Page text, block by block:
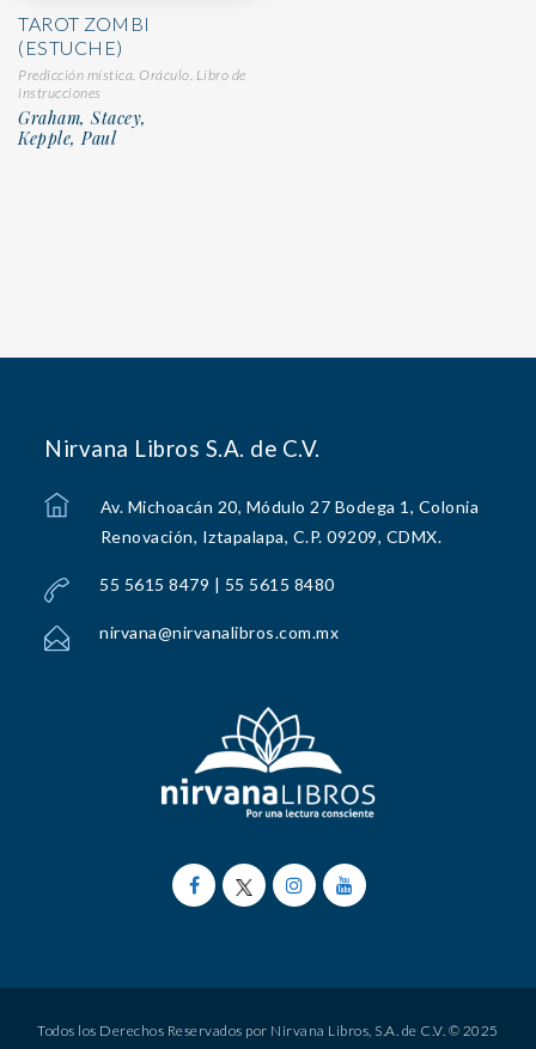
TAROT ZOMBI
(ESTUCHE)
Predicción mística. Oráculo. Libro de
instrucciones
Graham, Stacey,
Kepple, Paul
Nirvana Libros S.A. de C.V.
Av. Michoacán 20, Módulo 27 Bodega 1, Colonia
Renovación, Iztapalapa, C.P. 09209, CDMX.
55 5615 8479 | 55 5615 8480
nirvana@nirvanalibros.com.mx
Todos los Derechos Reservados por Nirvana Libros, S.A. de C.V. © 2025